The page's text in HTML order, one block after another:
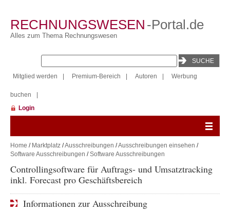
RECHNUNGSWESEN -Portal.de
Alles zum Thema Rechnungswesen
Mitglied werden Premium-Bereich Autoren Werbung
buchen
Login
Home / Marktplatz /Ausschreibungen /Ausschreibungen einsehen /
Software Ausschreibungen /Software Ausschreibungen
Controllingsoftware für Auftrags- und Umsatztracking
inkl. Forecast pro Geschäftsbereich
Informationen zur Ausschreibung